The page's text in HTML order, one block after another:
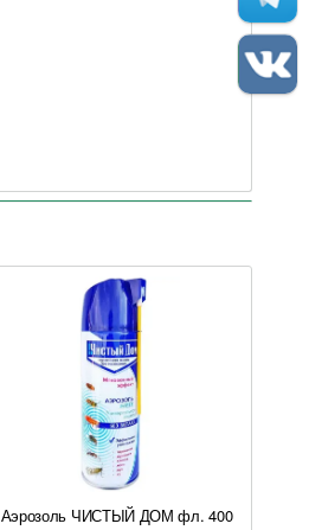
Аэрозоль ЧИСТЫЙ ДОМ фл. 400